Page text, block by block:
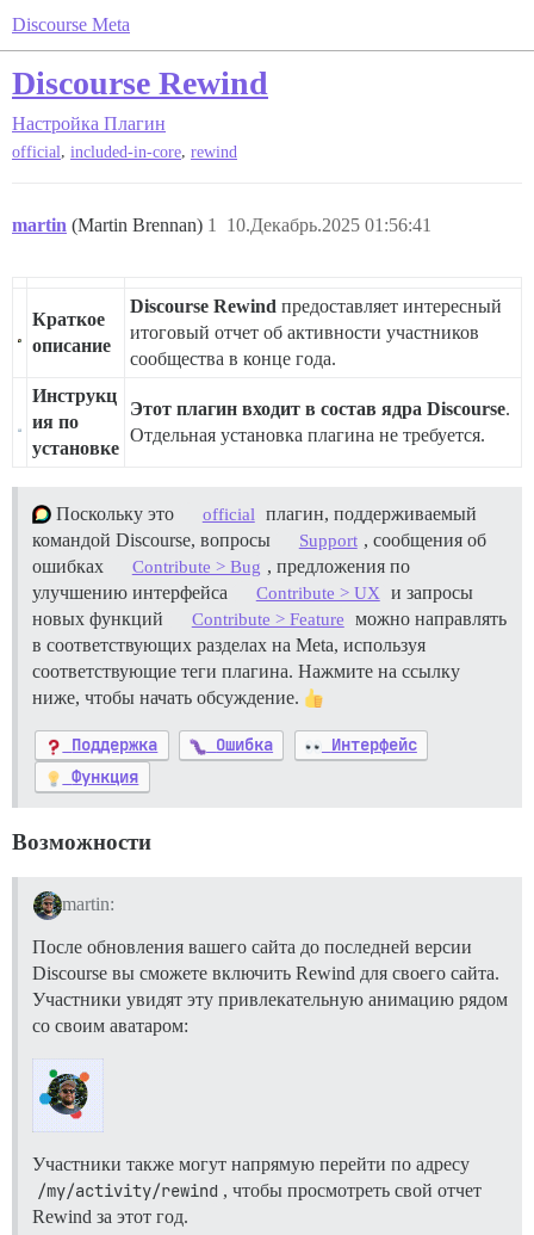
Discourse Meta
Discourse Rewind
Настройка Плагин
official, included-in-core, rewind
martin (Martin Brennan) 10.Декабрь.2025 01:56:41
1
Краткое
описание
Discourse Rewind предоставляет интересный
итоговый отчет об активности участников
сообщества в конце года.
Инструкц
ия по
установке
Этот плагин входит в состав ядра Discourse.
Отдельная установка плагина не требуется.
Поскольку это official плагин, поддерживаемый
командой Discourse, вопросы
Support , сообщения об
ошибках
Contribute > Bug , предложения по
улучшению интерфейса
Contribute > UX и запросы
новых функций
Contribute > Feature
можно направлять
в соответствующих разделах на Meta, используя
соответствующие теги плагина. Нажмите на ссылку
ниже, чтобы начать обсуждение.
Поддержка Ошибка
Интерфейс
Функция
Возможности
martin:
После обновления вашего сайта до последней версии
Discourse вы сможете включить Rewind для своего сайта.
Участники увидят эту привлекательную анимацию рядом
со своим аватаром:
Участники также могут напрямую перейти по адресу
/my/activity/rewind , чтобы просмотреть свой отчет
Rewind за этот год.